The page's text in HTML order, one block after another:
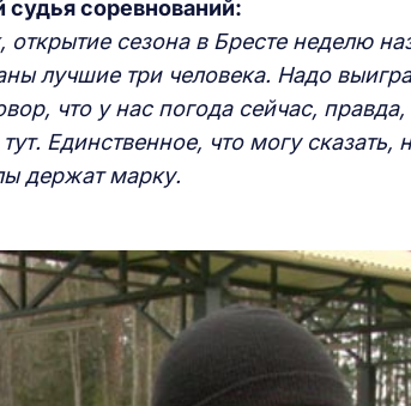
судья соревнований:
открытие сезона в Бресте неделю
лучшие три человека. Надо
что у нас погода сейчас,
Единственное, что могу
держат марку.